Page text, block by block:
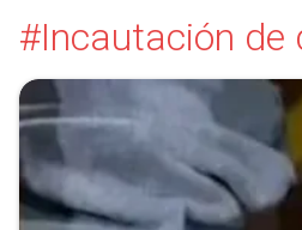
#Incautación de